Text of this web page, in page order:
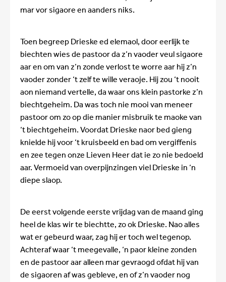
mar vor sigaore en aanders niks.
Toen begreep Drieske ed elemaol, door eerlijk te
biechten wies de pastoor da z’n vaoder veul sigaore
aar en om van z’n zonde verlost te worre aar hij z’n
vaoder zonder ‘t zelf te wille veraoje. Hij zou ‘t nooit
aon niemand vertelle, da waar ons klein pastorke z’n
biechtgeheim. Da was toch nie mooi van meneer
pastoor om zo op die manier misbruik te maoke van
‘t biechtgeheim. Voordat Drieske naor bed gieng
knielde hij voor ‘t kruisbeeld en bad om vergiffenis
en zee tegen onze Lieven Heer dat ie zo nie bedoeld
aar. Vermoeid van overpijnzingen viel Drieske in ‘n
diepe slaop.
De eerst volgende eerste vrijdag van de maand ging
heel de klas wir te biechtte, zo ok Drieske. Nao alles
wat er gebeurd waar, zag hij er toch wel tegenop.
Achteraf waar ‘t meegevalle, ‘n paor kleine zonden
en de pastoor aar alleen mar gevraogd ofdat hij van
de sigaoren af was gebleve, en of z’n vaoder nog